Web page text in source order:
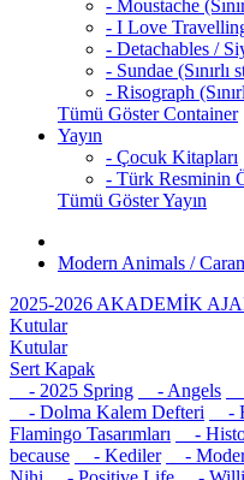
- Moustache
- I Love
- Detachables /
- Sundae (Sınırlı
- Risograph
Tümü Göster Container
Yayın
- Çocuk Kitapları
- Türk Resminin
Tümü Göster Yayın
Modern Animals /
2025-2026 AKADEMİK
Kutular
Kutular
Sert Kapak
- 2025 Spring
- Angels
- Dolma Kalem Defteri
-
Flamingo Tasarımları
-
because
- Kediler -